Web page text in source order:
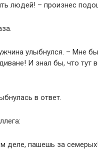
людей! – произнес
улыбнулся. – Мне бы
И знал бы, что тут
в ответ.
пашешь за семерых!